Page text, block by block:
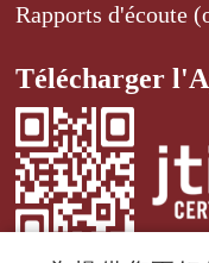
Rapports d'écoute
Télécharger